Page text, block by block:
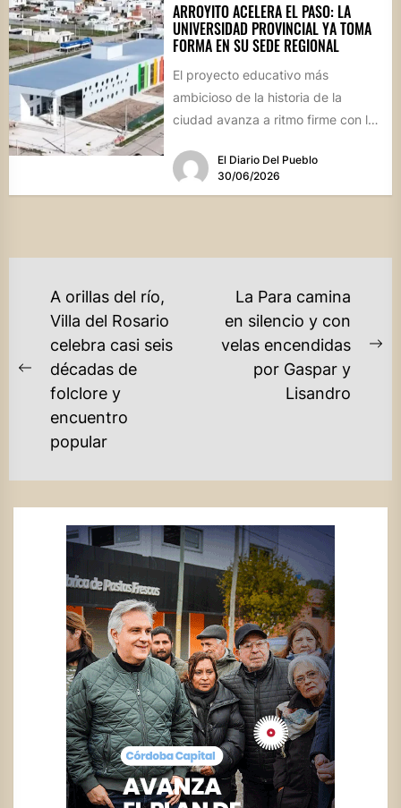
ARROYITO ACELERA EL PASO: LA
UNIVERSIDAD PROVINCIAL YA TOMA
FORMA EN SU SEDE REGIONAL
El proyecto educativo más
ambicioso de la historia de la
ciudad avanza a ritmo firme con la
El Diario Del Pueblo
30/06/2026
NAVEGACIÓN
ENTRADAS
Previous
post:
A orillas del río,
Villa del Rosario
celebra casi seis
décadas de
folclore y
encuentro
popular
La Para camina
en silencio y con
velas encendidas
por Gaspar y
Lisandro